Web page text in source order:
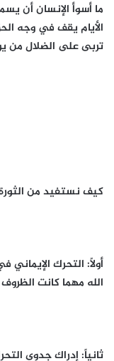
ما أسوأ الإنسان أن
الأيام يقف في وجه
تربى على الضلال من
كيف نستفيد من
أولاً: التحرك
الله مهما كانت
ثانياً: إدراك جدوى